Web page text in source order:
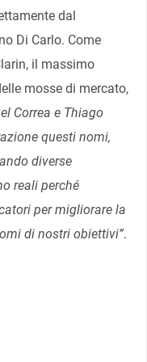
dal
Di Carlo. Come
il massimo
mosse di mercato,
Correa e Thiago
questi nomi,
diverse
reali perché
per migliorare la
di nostri obiettivi”.